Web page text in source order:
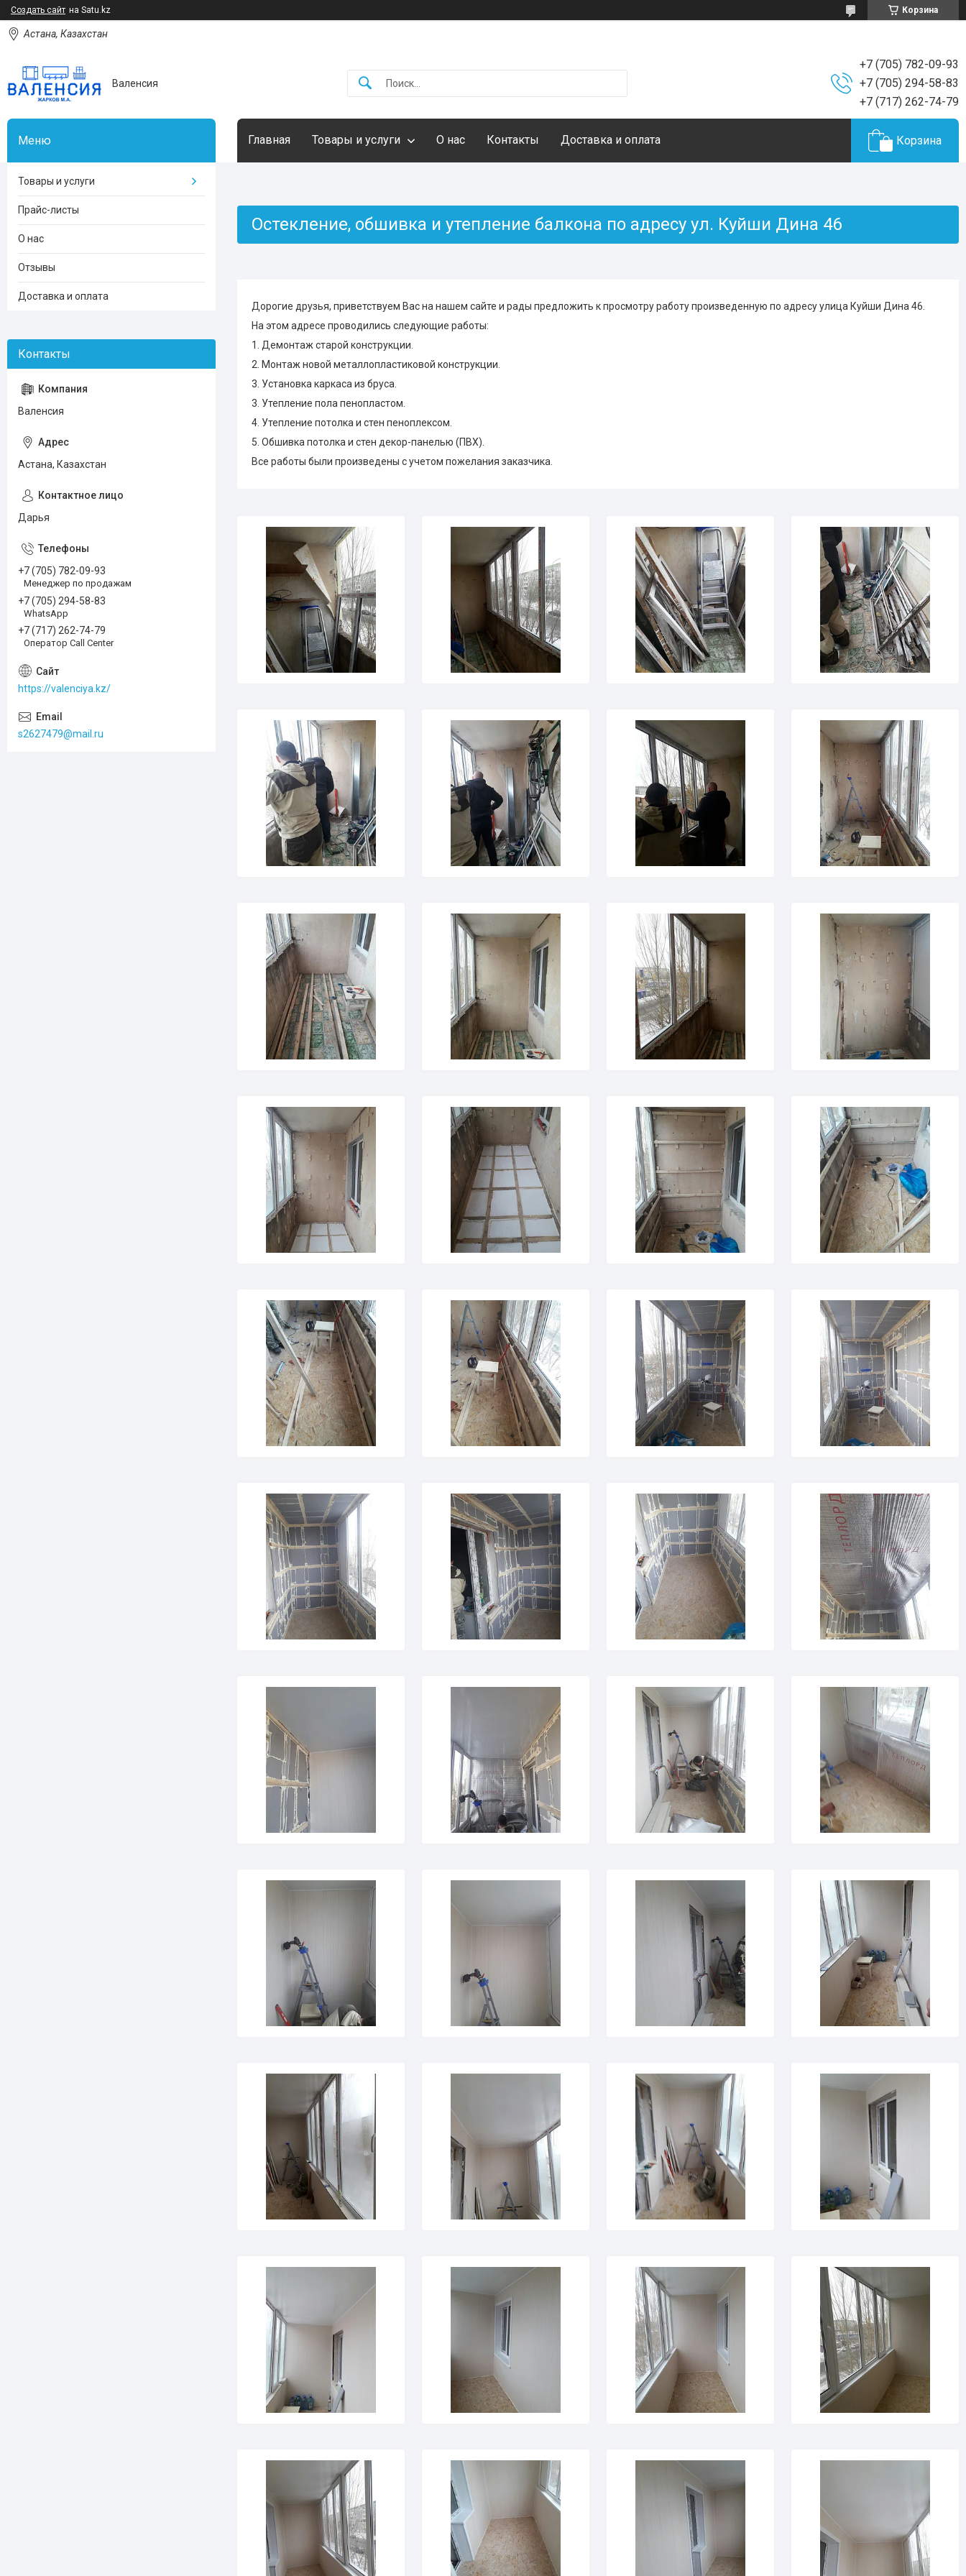
Создать сайт на Satu.kz Корзина
Астана, Казахстан
Валенсия
+7 (705) 782-09-93
+7 (705) 294-58-83
+7 (717) 262-74-79
Главная Товары и услуги О нас Контакты Доставка и оплата Корзина
Остекление, обшивка и утепление балкона по адресу ул. Куйши Дина 46
Дорогие друзья, приветствуем Вас на нашем сайте и рады предложить к просмотру работу произведенную по адресу улица Куйши Дина 46.
На этом адресе проводились следующие работы:
1. Демонтаж старой конструкции.
2. Монтаж новой металлопластиковой конструкции.
3. Установка каркаса из бруса.
3. Утепление пола пенопластом.
4. Утепление потолка и стен пеноплексом.
5. Обшивка потолка и стен декор-панелью (ПВХ).
Все работы были произведены с учетом пожелания заказчика.
Товары и услуги
Прайс-листы
О нас
Отзывы
Доставка и оплата
Валенсия
Астана, Казахстан
Дарья
+7 (705) 782-09-93
Менеджер по продажам
+7 (705) 294-58-83
WhatsApp
+7 (717) 262-74-79
Оператор Call Center
https://valenciya.kz/
s2627479@mail.ru